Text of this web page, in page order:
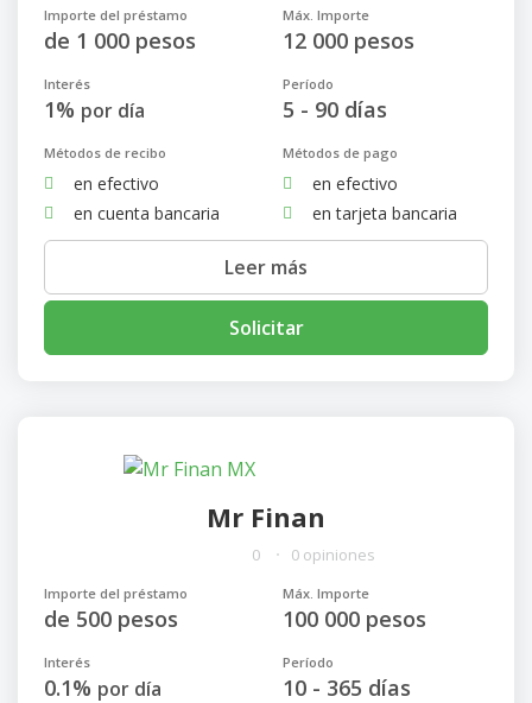
Importe del préstamo
de 1 000 pesos
Máx. Importe
12 000 pesos
Interés
1% por día
Período
5 - 90 días
Métodos de recibo
en efectivo
en cuenta bancaria
Métodos de pago
en efectivo
en tarjeta bancaria
Leer más
Solicitar
Mr Finan
0 0 opiniones
Importe del préstamo
de 500 pesos
Máx. Importe
100 000 pesos
Interés
0.1% por día
Período
10 - 365 días